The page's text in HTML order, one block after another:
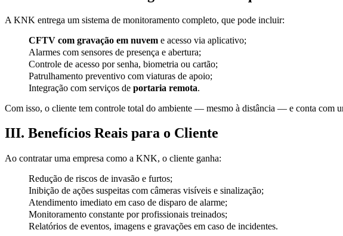
A KNK entrega um sistema de monitoramento completo, que pode incluir:
CFTV com gravação em nuvem e acesso via aplicativo;
Alarmes com sensores de presença e abertura;
Controle de acesso por senha, biometria ou cartão;
Patrulhamento preventivo com viaturas de apoio;
Integração com serviços de portaria remota.
Com isso, o cliente tem controle total do ambiente — mesmo à distância — e conta com
III. Benefícios Reais para o Cliente
Ao contratar uma empresa como a KNK, o cliente ganha:
Redução de riscos de invasão e furtos;
Inibição de ações suspeitas com câmeras visíveis e sinalização;
Atendimento imediato em caso de disparo de alarme;
Monitoramento constante por profissionais treinados;
Relatórios de eventos, imagens e gravações em caso de incidentes.